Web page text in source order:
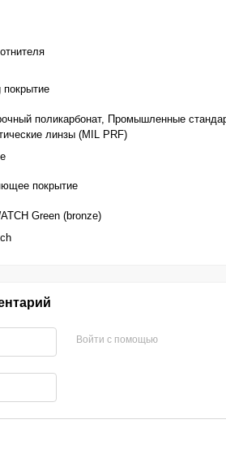
покрытие
поликарбонат, Промышленные
линзы (MIL PRF)
покрытие
Green (bronze)
Войти с помощью